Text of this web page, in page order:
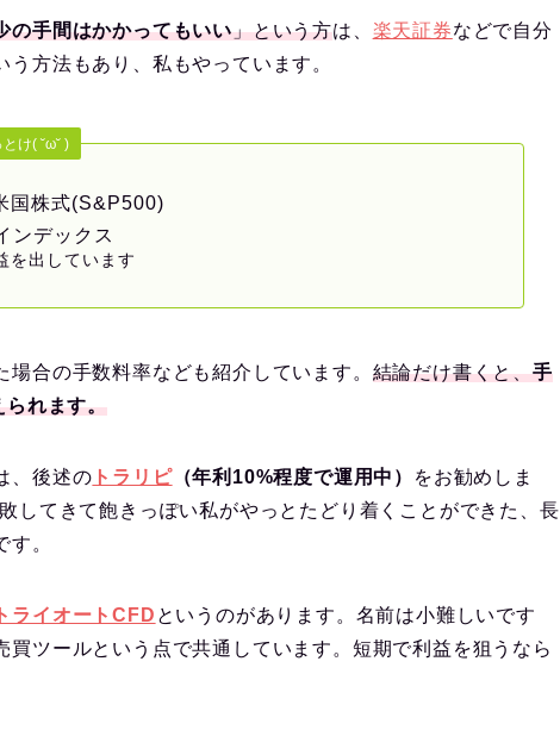
の手間はかかってもいい」という方は、 楽天証券などで自分
方法もあり、私もやっています。
け( ˘ω˘ )
国株式(S&P500)
ンデックス
を出しています
合の手数料率なども紹介しています。 結論だけ書くと、手
られます。
、後述の トラリピ（年利10%程度で運用中）
をお勧めしま
してきて飽きっぽい私がやっとたどり着くことができた、長
す。
トライオートCFD というのがあります。名前は小難しいです
買ツールという点で共通しています。短期で利益を狙うなら